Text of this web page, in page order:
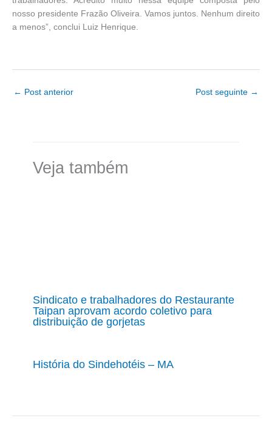
nosso presidente Frazão Oliveira. Vamos juntos. Nenhum direito
a menos”, conclui Luiz Henrique.
← Post anterior Post seguinte →
Veja também
Sindicato e trabalhadores do Restaurante
Taipan aprovam acordo coletivo para
distribuição de gorjetas
História do Sindehotéis – MA